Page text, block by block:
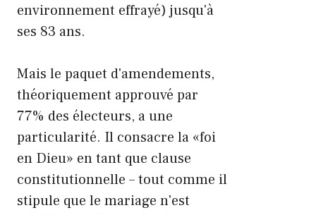
environnement effrayé) jusqu'à
ses 83 ans.
Mais le paquet d'amendements,
théoriquement approuvé par
77% des électeurs, a une
particularité. Il consacre la «foi
en Dieu» en tant que clause
constitutionnelle – tout comme il
stipule que le mariage n'est